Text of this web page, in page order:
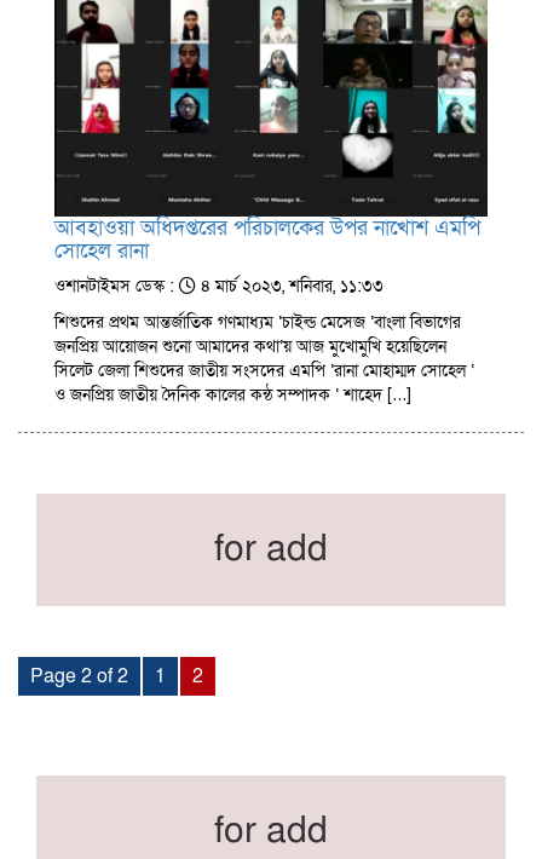
আবহাওয়া অধিদপ্তরের পরিচালকের উপর নাখোশ এমপি
সোহেল রানা
ওশানটাইমস ডেস্ক :
৪ মার্চ ২০২৩, শনিবার, ১১:৩৩
শিশুদের প্রথম আন্তর্জাতিক গণমাধ্যম ‘চাইল্ড মেসেজ ‘বাংলা বিভাগের
জনপ্রিয় আয়োজন শুনো আমাদের কথা’য় আজ মুখোমুখি হয়েছিলেন
সিলেট জেলা শিশুদের জাতীয় সংসদের এমপি ‘রানা মোহাম্মদ সোহেল ‘
ও জনপ্রিয় জাতীয় দৈনিক কালের কন্ঠ সম্পাদক ‘ শাহেদ […]
for add
Page 2 of 2 1 2
for add